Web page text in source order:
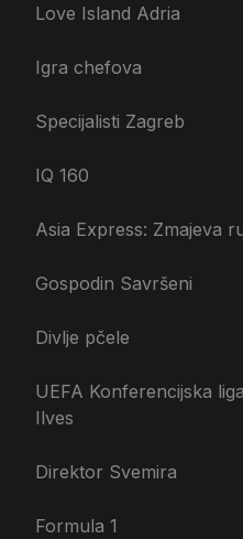
Love Island Adria
Igra chefova
Specijalisti Zagreb
IQ 160
Asia Express: Zmajeva
Gospodin Savršeni
Divlje pčele
UEFA Konferencijska
Ilves
Direktor Svemira
Formula 1